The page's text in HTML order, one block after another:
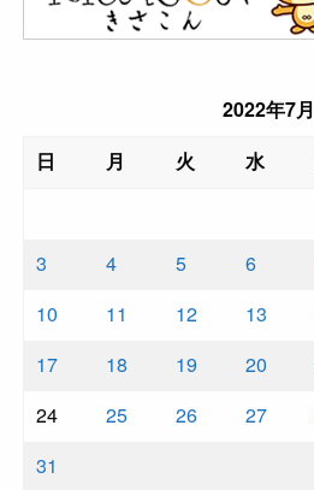
2022年7月
日
月 火 水
3
4 5 6
10
11 12 13
17
18 19 20
24
25 26 27
31